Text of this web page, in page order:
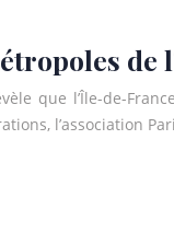
que l’Île-de-
l’association